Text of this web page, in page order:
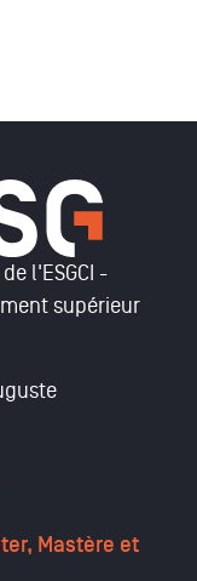
l'ESGCI -
supérieur
Mastère et